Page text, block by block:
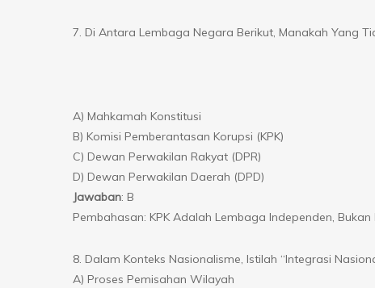
7. Di Antara Lembaga Negara Berikut, Manakah Yang
A) Mahkamah Konstitusi
B) Komisi Pemberantasan Korupsi (KPK)
C) Dewan Perwakilan Rakyat (DPR)
D) Dewan Perwakilan Daerah (DPD)
Jawaban: B
Pembahasan: KPK Adalah Lembaga Independen,
8. Dalam Konteks Nasionalisme, Istilah “Integrasi
A) Proses Pemisahan Wilayah